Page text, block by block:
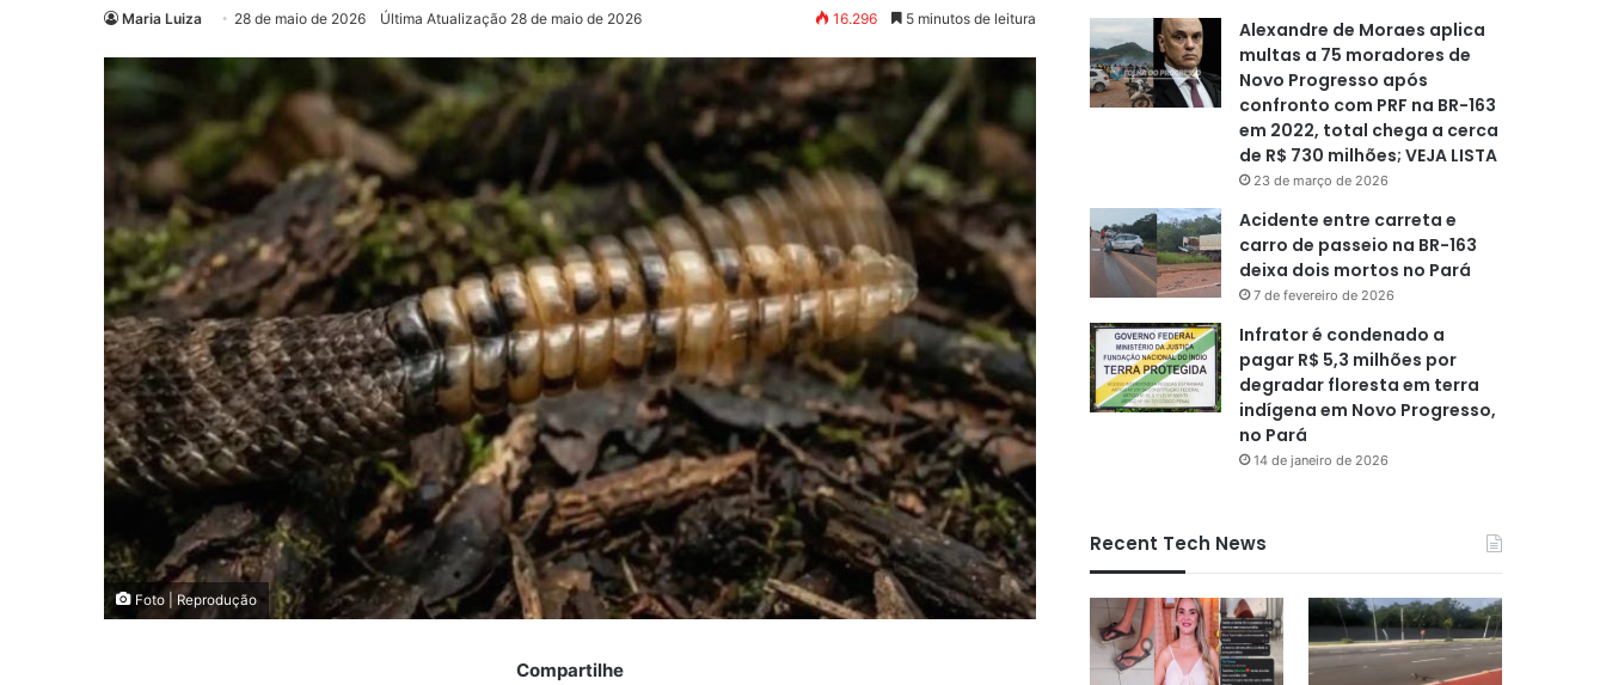
Maria Luiza 28 de maio de 2026 Última Atualização 28 de maio de 2026 16.296 5 minutos de leitura
Foto | Reprodução
Compartilhe
Alexandre de Moraes aplica
multas a 75 moradores de
Novo Progresso após
confronto com PRF na BR-163
em 2022, total chega a cerca
de R$ 730 milhões; VEJA LISTA
23 de março de 2026
Acidente entre carreta e
carro de passeio na BR-163
deixa dois mortos no Pará
7 de fevereiro de 2026
Infrator é condenado a
pagar R$ 5,3 milhões por
degradar floresta em terra
indígena em Novo Progresso,
no Pará
14 de janeiro de 2026
Recent Tech News